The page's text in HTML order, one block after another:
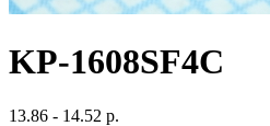
KP-1608SF4C
13.86 - 14.52 р.